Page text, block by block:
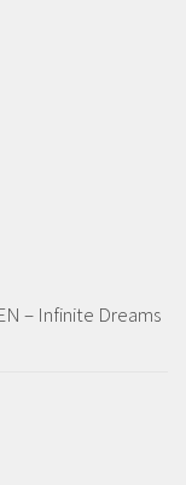
– Infinite Dreams